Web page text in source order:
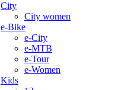
City
City women
e-Bike
e-City
e-MTB
e-Tour
e-Women
Kids